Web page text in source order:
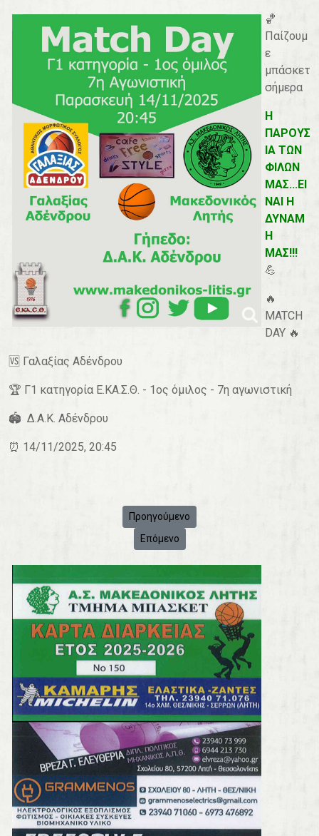
🏀
Παίζουμ
ε
μπάσκετ
σήμερα
Η
ΠΑΡΟΥΣ
ΙΑ ΤΩΝ
ΦΙΛΩΝ
ΜΑΣ...ΕΙ
ΝΑΙ Η
ΔΥΝΑΜ
Η
ΜΑΣ!!!
💪
🔥
MATCH
DAY 🔥
🆚️ Γαλαξίας Αδένδρου
🏆 Γ1 κατηγορία Ε.ΚΑ.Σ.Θ. - 1ος όμιλος - 7η αγωνιστική
🏟 Δ.Α.Κ. Αδένδρου
⏰ 14/11/2025, 20:45
Προηγούμενο άρθρο: 🏀 Άλλη μια εκτός
Προηγούμενο
Επόμενο άρθρο: 🏀 Γαλαξίας
Επόμενο